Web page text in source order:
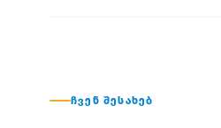
ᲩᲕᲔᲜ ᲨᲔᲡᲐᲮᲔᲑ